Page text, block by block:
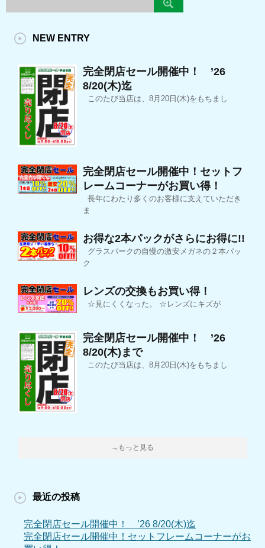
NEW ENTRY
完全閉店セール開催中！ ’26
8/20(木)迄
このたび当店は、8月20日(木)をもちまし
完全閉店セール開催中！セットフ
レームコーナーがお買い得！
長年にわたり多くのお客様に支えていただき
ま
お得な2本パックがさらにお得に!!
グラスパークの自慢の激安メガネの２本パッ
ク
レンズの交換もお買い得！
☆見にくくなった。 ☆レンズにキズが
完全閉店セール開催中！ ’26
8/20(木)まで
このたび当店は、8月20日(木)をもちまし
→もっと見る
最近の投稿
完全閉店セール開催中！ ’26 8/20(木)迄
完全閉店セール開催中！セットフレームコーナーがお